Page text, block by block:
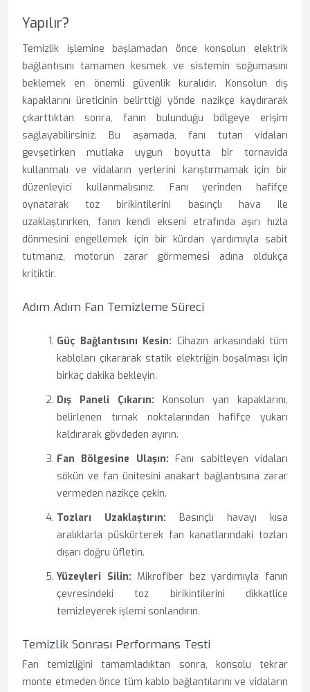
Yapılır?
Temizlik işlemine başlamadan önce konsolun elektrik
bağlantısını tamamen kesmek ve sistemin soğumasını
beklemek en önemli güvenlik kuralıdır. Konsolun dış
kapaklarını üreticinin belirttiği yönde nazikçe kaydırarak
çıkarttıktan sonra, fanın bulunduğu bölgeye erişim
sağlayabilirsiniz. Bu aşamada, fanı tutan vidaları
gevşetirken mutlaka uygun boyutta bir tornavida
kullanmalı ve vidaların yerlerini karıştırmamak için bir
düzenleyici kullanmalısınız. Fanı yerinden hafifçe
oynatarak toz birikintilerini basınçlı hava ile
uzaklaştırırken, fanın kendi ekseni etrafında aşırı hızla
dönmesini engellemek için bir kürdan yardımıyla sabit
tutmanız, motorun zarar görmemesi adına oldukça
kritiktir.
Adım Adım Fan Temizleme Süreci
Güç Bağlantısını Kesin: Cihazın arkasındaki tüm
kabloları çıkararak statik elektriğin boşalması için
birkaç dakika bekleyin.
Dış Paneli Çıkarın: Konsolun yan kapaklarını,
belirlenen tırnak noktalarından hafifçe yukarı
kaldırarak gövdeden ayırın.
Fan Bölgesine Ulaşın: Fanı sabitleyen vidaları
sökün ve fan ünitesini anakart bağlantısına zarar
vermeden nazikçe çekin.
Tozları Uzaklaştırın: Basınçlı havayı kısa
aralıklarla püskürterek fan kanatlarındaki tozları
dışarı doğru üfletin.
Yüzeyleri Silin: Mikrofiber bez yardımıyla fanın
çevresindeki toz birikintilerini dikkatlice
temizleyerek işlemi sonlandırın.
Temizlik Sonrası Performans Testi
Fan temizliğini tamamladıktan sonra, konsolu tekrar
monte etmeden önce tüm kablo bağlantılarını ve vidaların